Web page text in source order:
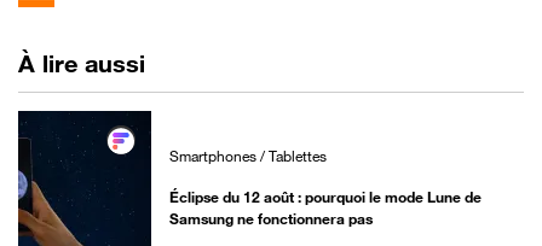
À lire aussi
Smartphones / Tablettes
Éclipse du 12 août : pourquoi le mode Lune de
Samsung ne fonctionnera pas